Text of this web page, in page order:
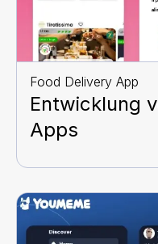
Food Delivery App
Entwicklung
Apps